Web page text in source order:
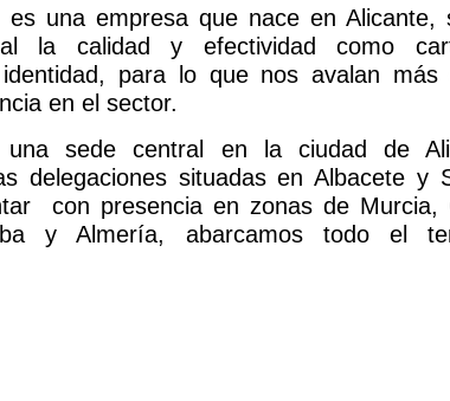
es una empresa que nace en Alicante,
la calidad y efectividad como
para lo que nos avalan más
en el sector.
una sede central en la ciudad de
delegaciones situadas en Albacete y
con presencia en zonas de Murcia,
y Almería, abarcamos todo el